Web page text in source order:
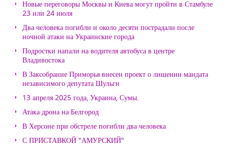
Новые переговоры Москвы и Киева могут пройти в Стамбуле
23 или 24 июля
Два человека погибли и около десяти пострадали после
ночной атаки на Украинские города
Подростки напали на водителя автобуса в центре
Владивостока
В Заксобрание Приморья внесен проект о лишении мандата
независимого депутата Шульги
13 апреля 2025 года, Украина, Сумы.
Атака дрона на Белгород
В Херсоне при обстреле погибли два человека
С ПРИСТАВКОЙ "АМУРСКИЙ"